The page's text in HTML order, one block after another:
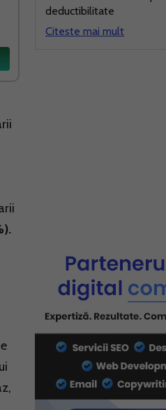
deductibilitate
Citeste mai mult